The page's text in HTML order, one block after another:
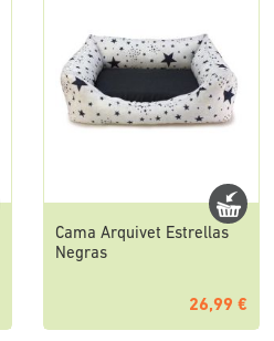
Cama Arquivet Estrellas
Negras
26,99 €